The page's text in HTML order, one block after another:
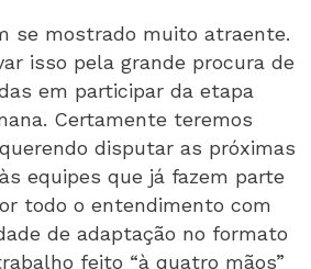
se mostrado muito atraente.
isso pela grande procura de
em participar da etapa
Certamente teremos
disputar as próximas
equipes que já fazem parte
todo o entendimento com
de adaptação no formato
feito “à quatro mãos”